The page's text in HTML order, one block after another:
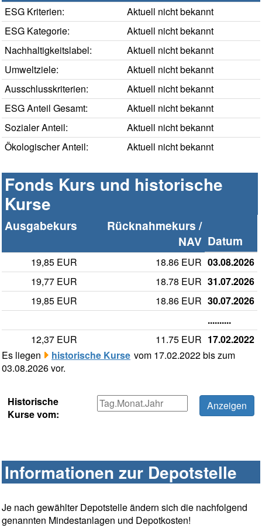
ESG Kriterien:
Aktuell nicht bekannt
ESG Kategorie:
Aktuell nicht bekannt
Nachhaltigkeitslabel:
Aktuell nicht bekannt
Umweltziele:
Aktuell nicht bekannt
Ausschlusskriterien:
Aktuell nicht bekannt
ESG Anteil Gesamt:
Aktuell nicht bekannt
Sozialer Anteil:
Aktuell nicht bekannt
Ökologischer Anteil:
Aktuell nicht bekannt
Fonds Kurs und historische
Kurse
Ausgabekurs
Rücknahmekurs /
NAV Datum
19,85 EUR 18.86 EUR 03.08.2026
19,77 EUR
18.78 EUR 31.07.2026
19,85 EUR
18.86 EUR 30.07.2026
..........
12,37 EUR
11.75 EUR 17.02.2022
Es liegen
historische Kurse vom 17.02.2022 bis zum
03.08.2026 vor.
Historische
Kurse vom:
Informationen zur Depotstelle
Je nach gewählter Depotstelle ändern sich die nachfolgend
genannten Mindestanlagen und Depotkosten!